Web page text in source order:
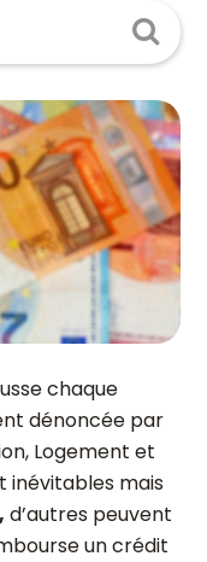
chaque
dénoncée par
Logement et
inévitables mais
d’autres peuvent
un crédit